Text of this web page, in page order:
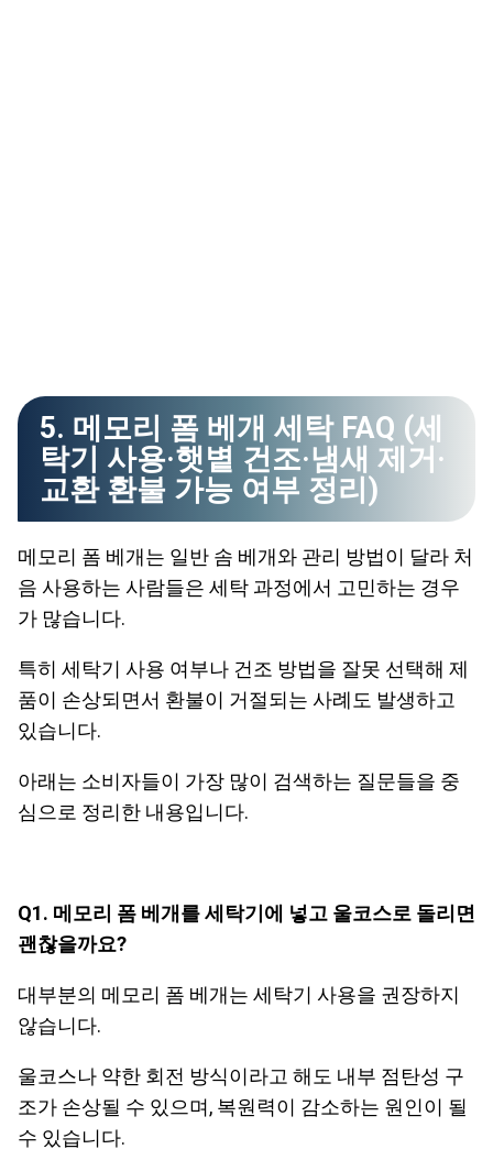
5. 메모리 폼 베개 세탁 FAQ (세
탁기 사용·햇볕 건조·냄새 제거·
교환 환불 가능 여부 정리)
메모리 폼 베개는 일반 솜 베개와 관리 방법이 달라 처
음 사용하는 사람들은 세탁 과정에서 고민하는 경우
가 많습니다.
특히 세탁기 사용 여부나 건조 방법을 잘못 선택해 제
품이 손상되면서 환불이 거절되는 사례도 발생하고
있습니다.
아래는 소비자들이 가장 많이 검색하는 질문들을 중
심으로 정리한 내용입니다.
Q1. 메모리 폼 베개를 세탁기에 넣고 울코스로 돌리면
괜찮을까요?
대부분의 메모리 폼 베개는 세탁기 사용을 권장하지
않습니다.
울코스나 약한 회전 방식이라고 해도 내부 점탄성 구
조가 손상될 수 있으며, 복원력이 감소하는 원인이 될
수 있습니다.